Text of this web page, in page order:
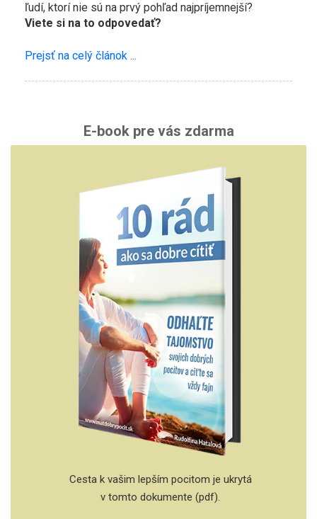
ľudí, ktorí nie sú na prvý pohľad najpríjemnejší?
Viete si na to odpovedať?
Prejsť na celý článok ...
E-book pre vás zdarma
Cesta k vašim lepším pocitom je ukrytá
v tomto dokumente (pdf).